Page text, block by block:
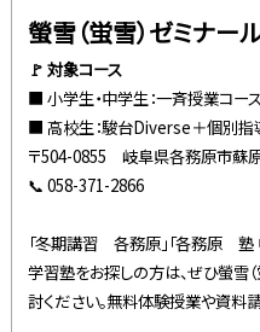
螢雪（蛍雪）ゼミナ
🚩 対象コース
■ 小学生・中学生：一斉授業コース
■ 高校生：駿台Diverse＋個別指
〒504-0855 岐阜県各務原市蘇
📞 058-371-2866
「冬期講習 各務原」「各務原 塾
学習塾をお探しの方は、ぜひ螢雪
討ください。無料体験授業や資料